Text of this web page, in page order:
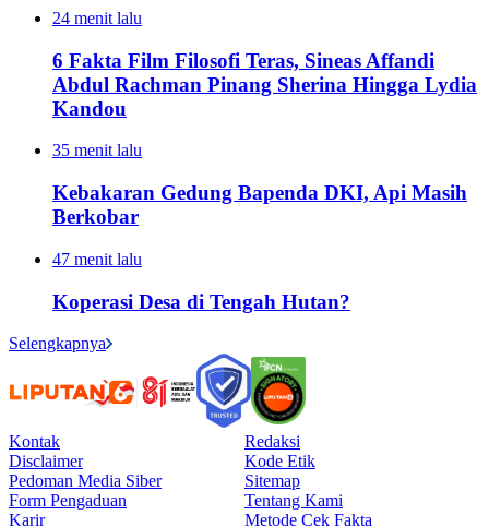
24 menit lalu
6 Fakta Film Filosofi Teras, Sineas Affandi
Abdul Rachman Pinang Sherina Hingga Lydia
Kandou
35 menit lalu
Kebakaran Gedung Bapenda DKI, Api Masih
Berkobar
47 menit lalu
Koperasi Desa di Tengah Hutan?
Selengkapnya
Kontak
Redaksi
Disclaimer
Kode Etik
Pedoman Media Siber
Sitemap
Form Pengaduan
Tentang Kami
Karir
Metode Cek Fakta